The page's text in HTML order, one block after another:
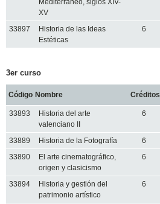
XV
33897
Historia de las Ideas
Estéticas
6
3er curso
Código Nombre Créditos
33893
Historia del arte
valenciano II
6
33889 Historia de la Fotografía 6
33890
El arte cinematográfico,
origen y clasicismo
6
33894
Historia y gestión del
patrimonio artístico
6